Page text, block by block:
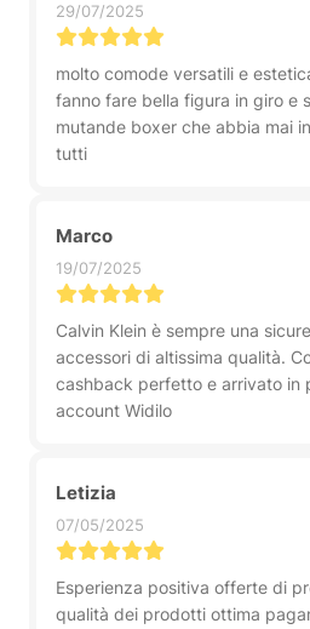
29/07/2025
molto comode versatili e
fanno fare bella figura in giro e
mutande boxer che abbia mai
tutti
Marco
19/07/2025
Calvin Klein è sempre una
accessori di altissima qualità.
cashback perfetto e arrivato in
account Widilo
Letizia
07/05/2025
Esperienza positiva offerte di
qualità dei prodotti ottima